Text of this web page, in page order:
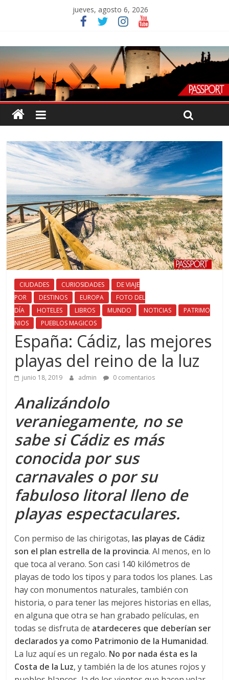
jueves, agosto 6, 2026
CIUDADES CURIOSIDADES
DE VIAJE
POR
DESTINOS EUROPA
FOTO DEL
DÍA
HOTELES LIBROS MUNDO NOTICIAS
PATRIMO
NIOS
PUEBLOS MAGICOS
España: Cádiz, las mejores
playas del reino de la luz
junio 18, 2019 admin 0 comentarios
Analizándolo
veraniegamente, no se
sabe si Cádiz es más
conocida por sus
carnavales o por su
fabuloso litoral lleno de
playas espectaculares.
Con permiso de las chirigotas, las playas de Cádiz
son el plan estrella de la provincia. Al menos, en lo
que toca al verano. Son casi 140 kilómetros de
playas de todo los tipos y para todos los planes. Las
hay con monumentos naturales, también con
historia, o para tener las mejores historias en ellas,
en alguna que otra se han grabado películas, en
todas se disfruta de atardeceres que deberían ser
declarados ya como Patrimonio de la Humanidad.
La luz aquí es un regalo. No por nada ésta es la
Costa de la Luz, y también la de los atunes rojos y